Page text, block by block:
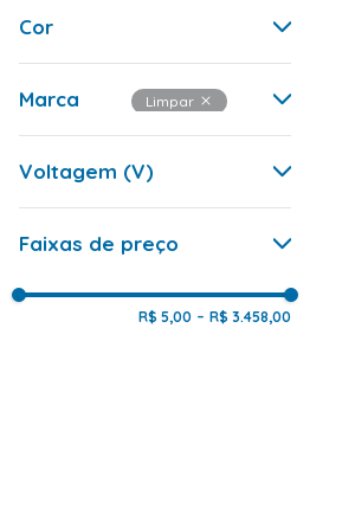
Ferro
Batedeira
Torradeira
Purificador de Água
Micro-ondas
Lavadora
Chaleira Elétrica
Cafeteira
Cor
Branco
Inox
Preto
Vermelho
Marca Limpar
Voltagem (V)
220
Faixas de preço
R$ 5,00 – R$ 3.458,00